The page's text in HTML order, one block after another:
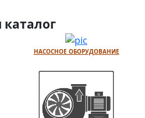
НАСОСНОЕ ОБОРУДОВАНИЕ